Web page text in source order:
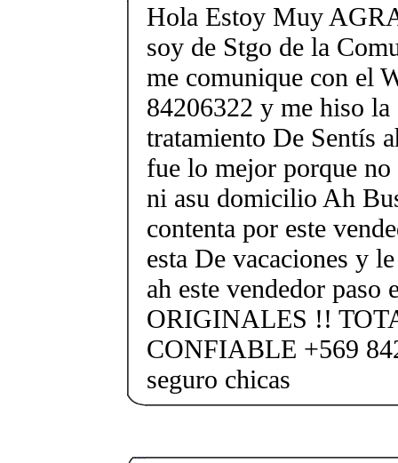
Hola Estoy Muy
soy de Stgo de la
me comunique con el
84206322 y me hiso la
tratamiento De Sentís
fue lo mejor porque
ni asu domicilio Ah
contenta por este
esta De vacaciones y
ah este vendedor paso
ORIGINALES !!
CONFIABLE +569
seguro chicas